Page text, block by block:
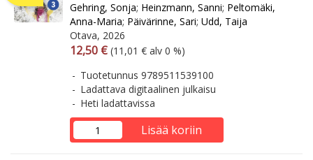
Gehring, Sonja; Heinzmann, Sanni; Peltomäki,
Anna-Maria; Päivärinne, Sari; Udd, Taija
Otava, 2026
Arvonlisäverollinen hinta
12,50 € Arvonlisäveroton hinta
(11,01 € alv 0 %)
Tuotetunnus 9789511539100
Ladattava digitaalinen julkaisu
Heti ladattavissa
Lisää koriin